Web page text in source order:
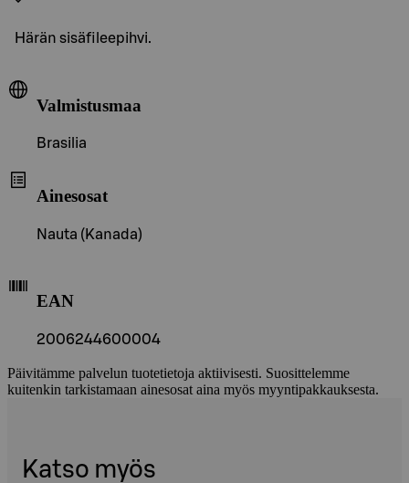
Härän sisäfileepihvi.
Valmistusmaa
Brasilia
Ainesosat
Nauta (Kanada)
EAN
2006244600004
Päivitämme palvelun tuotetietoja aktiivisesti. Suosittelemme
kuitenkin tarkistamaan ainesosat aina myös myyntipakkauksesta.
Katso myös